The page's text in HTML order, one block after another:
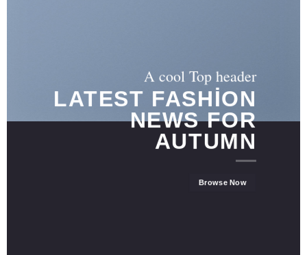
A cool Top header
LATEST FASHION
NEWS FOR
AUTUMN
Browse Now